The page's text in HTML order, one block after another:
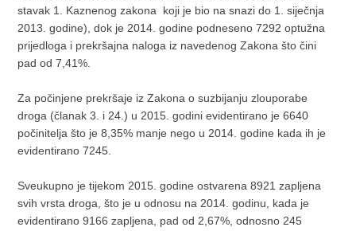
stavak 1. Kaznenog zakona koji je bio na snazi do 1. siječnja
2013. godine), dok je 2014. godine podneseno 7292 optužna
prijedloga i prekršajna naloga iz navedenog Zakona što čini
pad od 7,41%.
Za počinjene prekršaje iz Zakona o suzbijanju zlouporabe
droga (članak 3. i 24.) u 2015. godini evidentirano je 6640
počinitelja što je 8,35% manje nego u 2014. godine kada ih je
evidentirano 7245.
Sveukupno je tijekom 2015. godine ostvarena 8921 zapljena
svih vrsta droga, što je u odnosu na 2014. godinu, kada je
evidentirano 9166 zapljena, pad od 2,67%, odnosno 245